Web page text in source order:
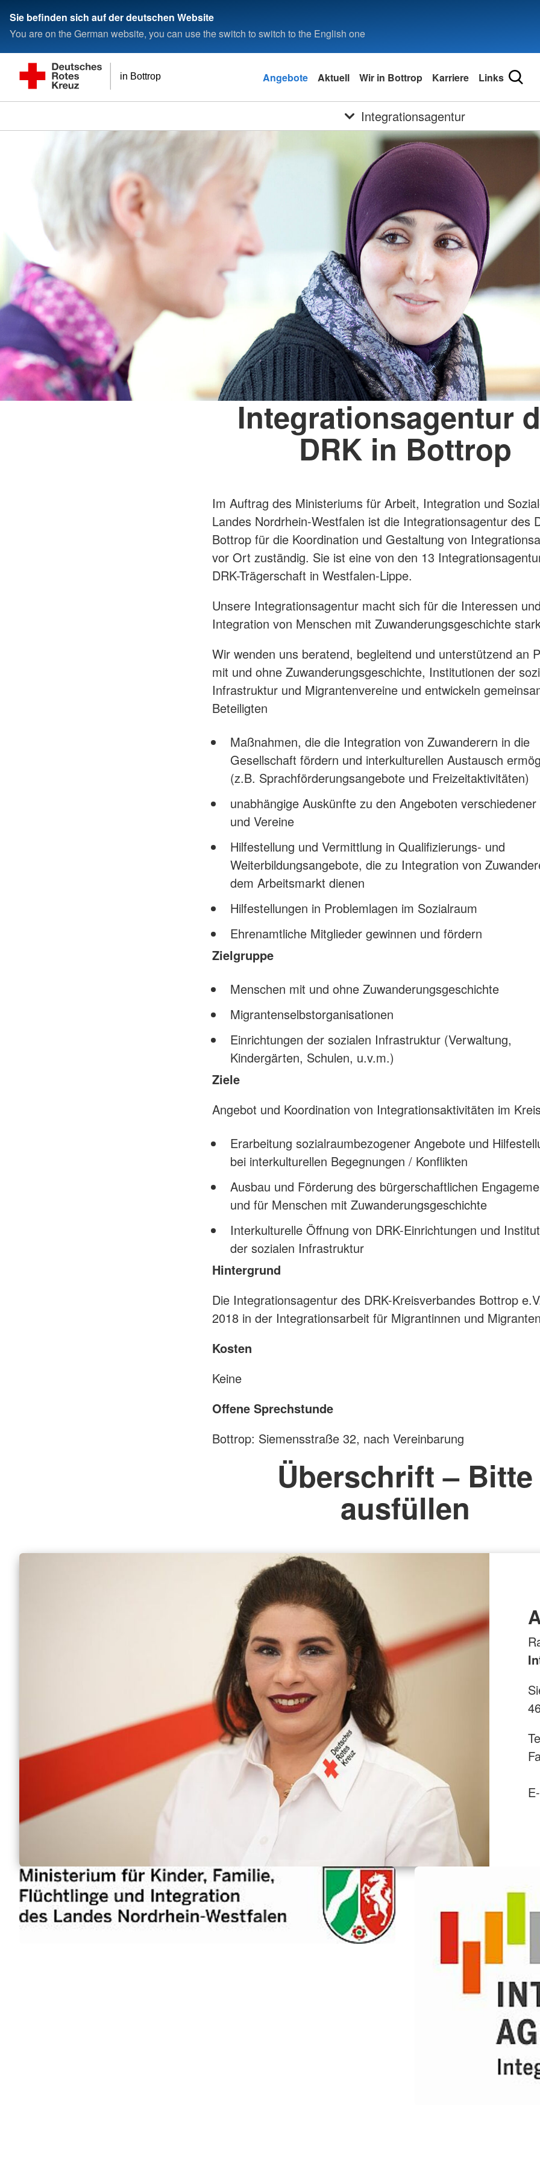
Sie befinden sich auf der deutschen Website
You are on the German website, you can use the switch to switch to the English one
in Bottrop Angebote Aktuell Wir in Bottrop Karriere Links
Integrationsagentur
Integrationsagentur
DRK in Bottrop
Im Auftrag des Ministeriums für Arbeit, Integration und
Landes Nordrhein-Westfalen ist die Integrationsagentur des
Bottrop für die Koordination und Gestaltung von
vor Ort zuständig. Sie ist eine von den 13
DRK-Trägerschaft in Westfalen-Lippe.
Unsere Integrationsagentur macht sich für die Interessen
Integration von Menschen mit Zuwanderungsgeschichte
Wir wenden uns beratend, begleitend und unterstützend an
mit und ohne Zuwanderungsgeschichte, Institutionen der
Infrastruktur und Migrantenvereine und entwickeln
Beteiligten
Maßnahmen, die die Integration von Zuwanderern in die
Gesellschaft fördern und interkulturellen Austausch
(z.B. Sprachförderungsangebote und Freizeitaktivitäten)
unabhängige Auskünfte zu den Angeboten verschiedener
und Vereine
Hilfestellung und Vermittlung in Qualifizierungs- und
Weiterbildungsangebote, die zu Integration von
dem Arbeitsmarkt dienen
Hilfestellungen in Problemlagen im Sozialraum
Ehrenamtliche Mitglieder gewinnen und fördern
Zielgruppe
Menschen mit und ohne Zuwanderungsgeschichte
Migrantenselbstorganisationen
Einrichtungen der sozialen Infrastruktur (Verwaltung,
Kindergärten, Schulen, u.v.m.)
Ziele
Angebot und Koordination von Integrationsaktivitäten im
Erarbeitung sozialraumbezogener Angebote und
bei interkulturellen Begegnungen / Konflikten
Ausbau und Förderung des bürgerschaftlichen
und für Menschen mit Zuwanderungsgeschichte
Interkulturelle Öffnung von DRK-Einrichtungen und
der sozialen Infrastruktur
Hintergrund
Die Integrationsagentur des DRK-Kreisverbandes Bottrop
2018 in der Integrationsarbeit für Migrantinnen und
Kosten
Keine
Offene Sprechstunde
Bottrop: Siemensstraße 32, nach Vereinbarung
Überschrift – Bitte
ausfüllen